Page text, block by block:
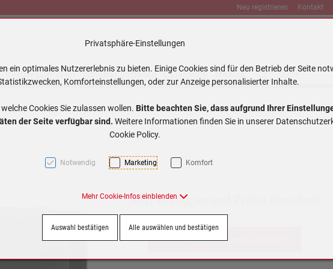
Neu registrieren Kontakt
Traktionsbatterien Stationär Batterien Ladegeräte MAKITA Suche
Jetzt einloggen und Preise einsehen!
Jetzt einloggen / kostenlos registrieren
Privatsphäre-Einstellungen
ein optimales Nutzererlebnis zu bieten. Einige Cookies sind für den Betrieb der Seite
Komforteinstellungen, oder zur Anzeige personalisierter Inhalte.
Cookies Sie zulassen wollen. Bitte beachten Sie, dass aufgrund Ihrer
der Seite verfügbar sind. Weitere Informationen finden Sie in unserer
Cookie Policy.
Notwendig Marketing Komfort
Mehr Cookie-Infos einblenden
Auswahl bestätigen Alle auswählen und bestätigen